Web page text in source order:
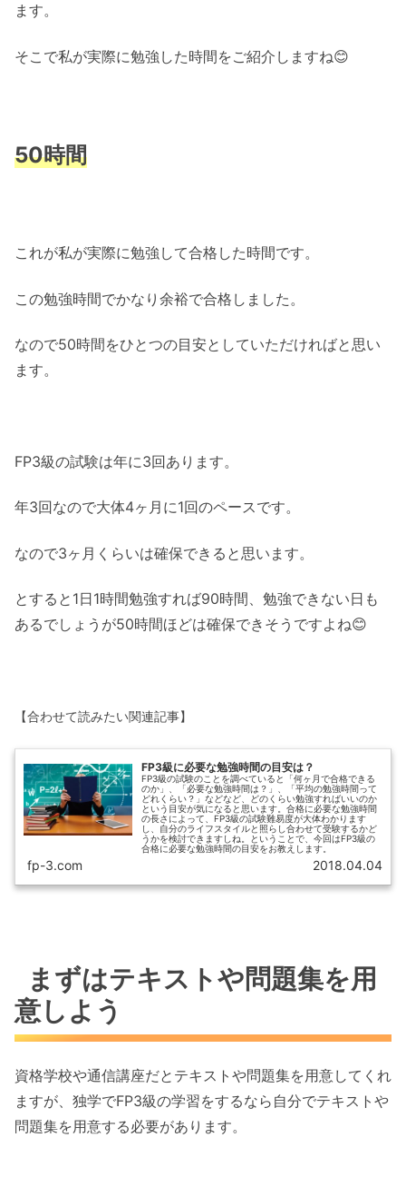
ます。
そこで私が実際に勉強した時間をご紹介しますね😊
50時間
これが私が実際に勉強して合格した時間です。
この勉強時間でかなり余裕で合格しました。
なので50時間をひとつの目安としていただければと思い
ます。
FP3級の試験は年に3回あります。
年3回なので大体4ヶ月に1回のペースです。
なので3ヶ月くらいは確保できると思います。
とすると1日1時間勉強すれば90時間、勉強できない日も
あるでしょうが50時間ほどは確保できそうですよね😊
【合わせて読みたい関連記事】
FP3級に必要な勉強時間の目安は？
FP3級の試験のことを調べていると「何ヶ月で合格できる
のか」、「必要な勉強時間は？」、「平均の勉強時間って
どれくらい？」などなど、どのくらい勉強すればいいのか
という目安が気になると思います。合格に必要な勉強時間
の長さによって、FP3級の試験難易度が大体わかります
し、自分のライフスタイルと照らし合わせて受験するかど
うかを検討できますしね。ということで、今回はFP3級の
合格に必要な勉強時間の目安をお教えします。
fp-3.com 2018.04.04
まずはテキストや問題集を用
意しよう
資格学校や通信講座だとテキストや問題集を用意してくれ
ますが、独学でFP3級の学習をするなら自分でテキストや
問題集を用意する必要があります。